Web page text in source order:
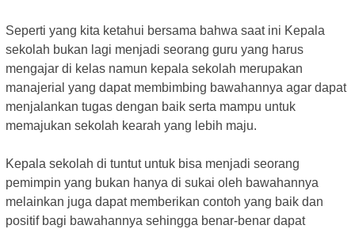
Seperti yang kita ketahui bersama bahwa saat ini Kepala
sekolah bukan lagi menjadi seorang guru yang harus
mengajar di kelas namun kepala sekolah merupakan
manajerial yang dapat membimbing bawahannya agar dapat
menjalankan tugas dengan baik serta mampu untuk
memajukan sekolah kearah yang lebih maju.
Kepala sekolah di tuntut untuk bisa menjadi seorang
pemimpin yang bukan hanya di sukai oleh bawahannya
melainkan juga dapat memberikan contoh yang baik dan
positif bagi bawahannya sehingga benar-benar dapat